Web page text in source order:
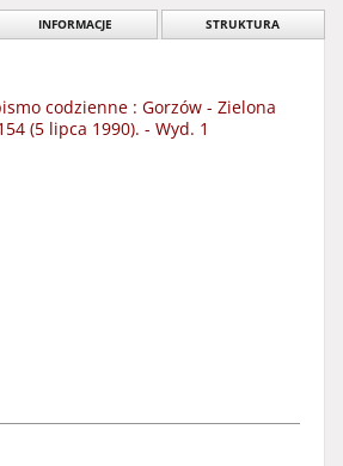
INFORMACJE STRUKTURA
codzienne : Gorzów - Zielona
(5 lipca 1990). - Wyd. 1